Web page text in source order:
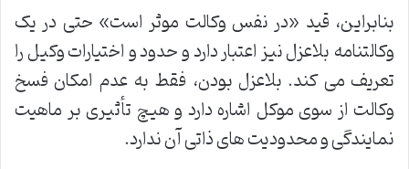
بنابراین، قید «در نفس وکالت موثر است» حتی در یک
وکالتنامه بلاعزل نیز اعتبار دارد و حدود و اختیارات وکیل را
تعریف می کند. بلاعزل بودن، فقط به عدم امکان فسخ
وکالت از سوی موکل اشاره دارد و هیچ تأثیری بر ماهیت
نمایندگی و محدودیت های ذاتی آن ندارد.